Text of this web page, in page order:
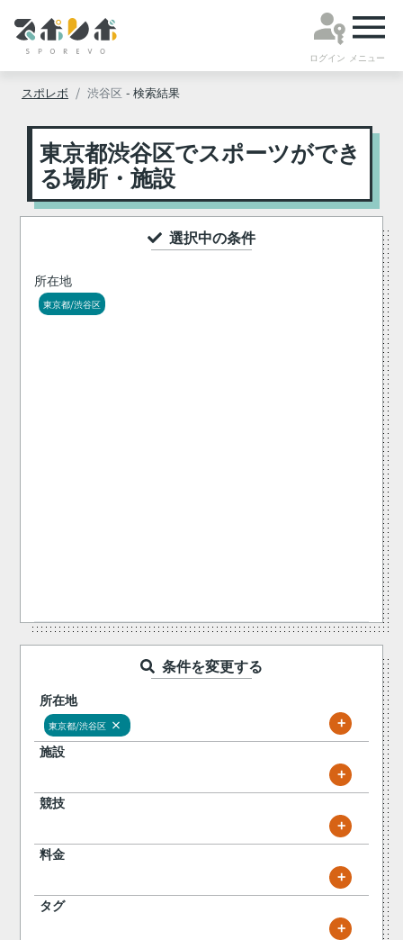
ログイン メニュー
スポレボ 渋谷区 - 検索結果
東京都渋谷区でスポーツができ
る場所・施設
選択中の条件
所在地
東京都/渋谷区
条件を変更する
所在地
東京都/渋谷区 × +
施設
+
競技
+
料金
+
タグ
+